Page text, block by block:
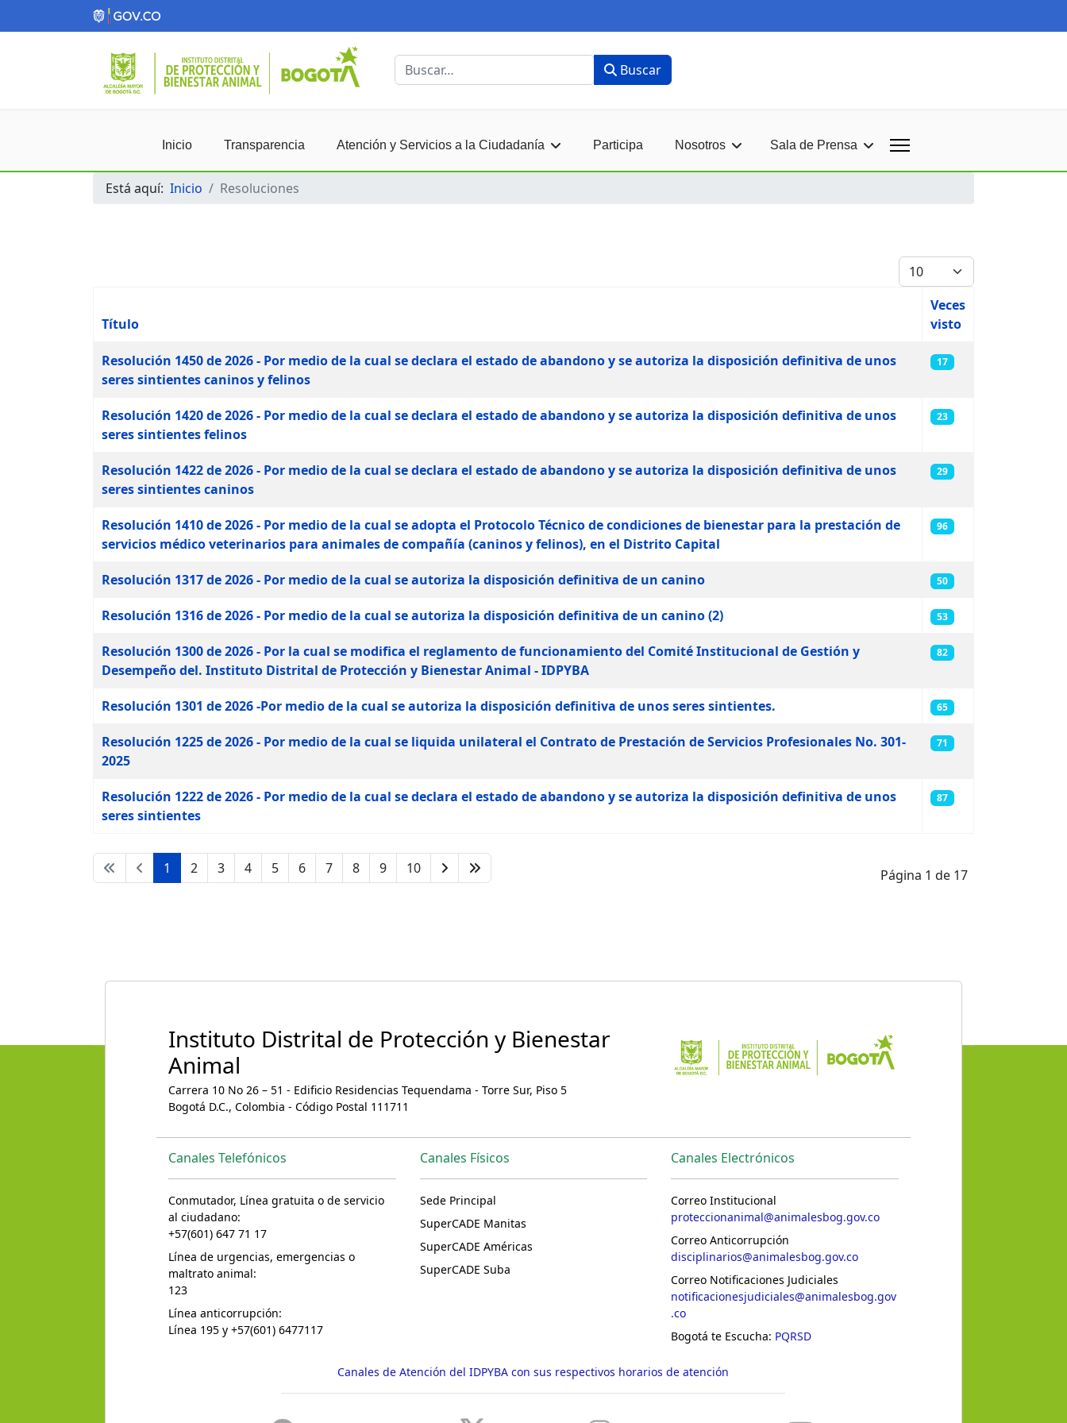
Buscar Buscar
Inicio Transparencia Atención y Servicios a la Ciudadanía Participa Nosotros Sala de Prensa
Está aquí: Inicio Resoluciones
Cantidad
Título
Veces
visto
Resolución 1450 de 2026 - Por medio de la cual se declara el estado de abandono y se autoriza la disposición definitiva de unos
seres sintientes caninos y felinos
17
Resolución 1420 de 2026 - Por medio de la cual se declara el estado de abandono y se autoriza la disposición definitiva de unos
seres sintientes felinos
23
Resolución 1422 de 2026 - Por medio de la cual se declara el estado de abandono y se autoriza la disposición definitiva de unos
seres sintientes caninos
29
Resolución 1410 de 2026 - Por medio de la cual se adopta el Protocolo Técnico de condiciones de bienestar para la prestación de
servicios médico veterinarios para animales de compañía (caninos y felinos), en el Distrito Capital
96
Resolución 1317 de 2026 - Por medio de la cual se autoriza la disposición definitiva de un canino 50
Resolución 1316 de 2026 - Por medio de la cual se autoriza la disposición definitiva de un canino (2) 53
Resolución 1300 de 2026 - Por la cual se modifica el reglamento de funcionamiento del Comité Institucional de Gestión y
Desempeño del. Instituto Distrital de Protección y Bienestar Animal - IDPYBA
82
Resolución 1301 de 2026 -Por medio de la cual se autoriza la disposición definitiva de unos seres sintientes. 65
Resolución 1225 de 2026 - Por medio de la cual se liquida unilateral el Contrato de Prestación de Servicios Profesionales No. 301-
2025
71
Resolución 1222 de 2026 - Por medio de la cual se declara el estado de abandono y se autoriza la disposición definitiva de unos
seres sintientes
87
Página 1 de 17
1 2 3 4 5 6 7 8 9 10
Instituto Distrital de Protección y Bienestar
Animal
Carrera 10 No 26 – 51 - Edificio Residencias Tequendama - Torre Sur, Piso 5
Bogotá D.C., Colombia - Código Postal 111711
Canales Telefónicos
Conmutador, Línea gratuita o de servicio
al ciudadano:
+57(601) 647 71 17
Línea de urgencias, emergencias o
maltrato animal:
123
Línea anticorrupción:
Línea 195 y +57(601) 6477117
Canales Físicos
Sede Principal
SuperCADE Manitas
SuperCADE Américas
SuperCADE Suba
Canales Electrónicos
Correo Institucional
proteccionanimal@animalesbog.gov.co
Correo Anticorrupción
disciplinarios@animalesbog.gov.co
Correo Notificaciones Judiciales
notificacionesjudiciales@animalesbog.gov
.co
Bogotá te Escucha: PQRSD
Canales de Atención del IDPYBA con sus respectivos horarios de atención